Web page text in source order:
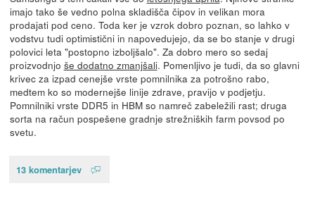
imajo tako še vedno polna skladišča čipov in velikan mora
prodajati pod ceno. Toda ker je vzrok dobro poznan, so lahko v
vodstvu tudi optimistični in napovedujejo, da se bo stanje v drugi
polovici leta "postopno izboljšalo". Za dobro mero so sedaj
proizvodnjo še dodatno zmanjšali. Pomenljivo je tudi, da so glavni
krivec za izpad cenejše vrste pomnilnika za potrošno rabo,
medtem ko so modernejše linije zdrave, pravijo v podjetju.
Pomnilniki vrste DDR5 in HBM so namreč zabeležili rast; druga
sorta na račun pospešene gradnje strežniških farm povsod po
svetu.
13 komentarjev